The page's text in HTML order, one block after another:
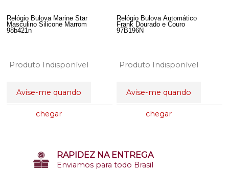
Relógio Bulova Marine Star
Masculino Silicone Marrom
98b421n
Produto Indisponível
Avise-me quando
chegar
Relógio Bulova Automático
Frank Dourado e Couro
97B196N
Produto Indisponível
Avise-me quando
chegar
RAPIDEZ NA ENTREGA
Enviamos para todo Brasil